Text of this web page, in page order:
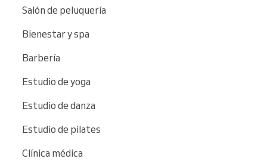
Salón de peluquería
Bienestar y spa
Barbería
Estudio de yoga
Estudio de danza
Estudio de pilates
Clínica médica